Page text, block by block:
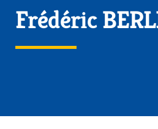
Frédéric